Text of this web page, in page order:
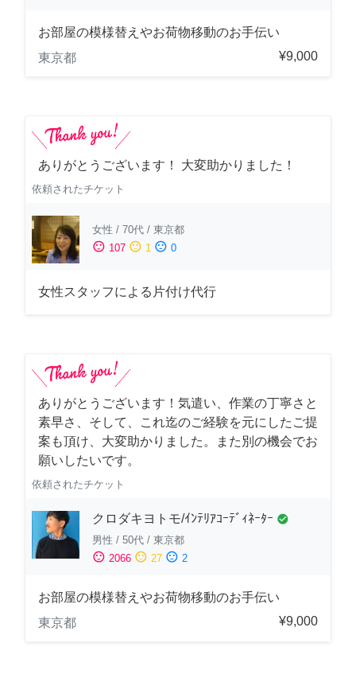
お部屋の模様替えやお荷物移動のお手伝い
東京都
¥9,000
ありがとうございます！ 大変助かりました！
依頼されたチケット
女性 / 70代 / 東京都
sentiment_satisfied 107 sentiment_neutral 1 sentiment_dissatisfied 0
女性スタッフによる片付け代行
ありがとうございます！気遣い、作業の丁寧さと
素早さ、そして、これ迄のご経験を元にしたご提
案も頂け、大変助かりました。また別の機会でお
願いしたいです。
依頼されたチケット
クロダキヨトモ/ｲﾝﾃﾘｱｺｰﾃﾞｨﾈｰﾀｰ check_circle
男性 / 50代 / 東京都
sentiment_satisfied 2066 sentiment_neutral 27 sentiment_dissatisfied 2
お部屋の模様替えやお荷物移動のお手伝い
東京都
¥9,000